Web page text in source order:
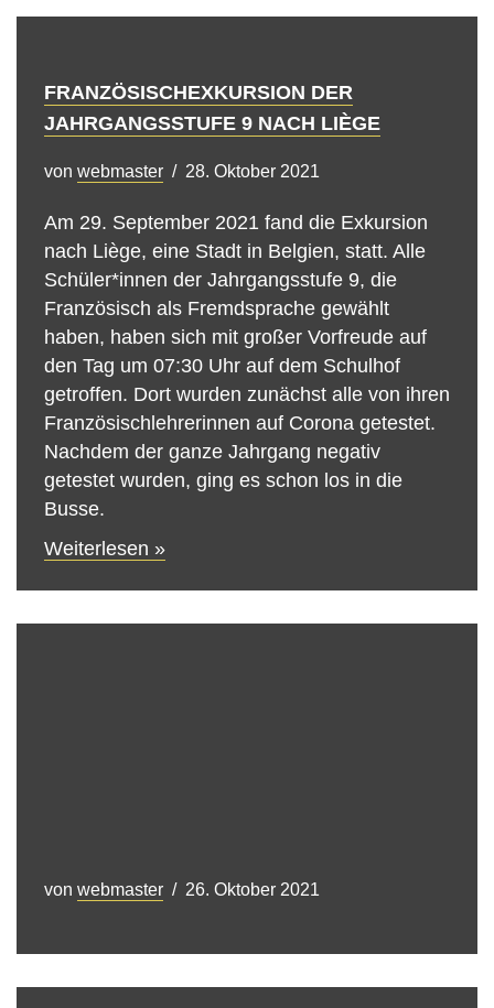
FRANZÖSISCHEXKURSION DER
JAHRGANGSSTUFE 9 NACH LIÈGE
von webmaster 28. Oktober 2021
Am 29. September 2021 fand die Exkursion
nach Liège, eine Stadt in Belgien, statt. Alle
Schüler*innen der Jahrgangsstufe 9, die
Französisch als Fremdsprache gewählt
haben, haben sich mit großer Vorfreude auf
den Tag um 07:30 Uhr auf dem Schulhof
getroffen. Dort wurden zunächst alle von ihren
Französischlehrerinnen auf Corona getestet.
Nachdem der ganze Jahrgang negativ
getestet wurden, ging es schon los in die
Busse.
Weiterlesen »
von webmaster 26. Oktober 2021